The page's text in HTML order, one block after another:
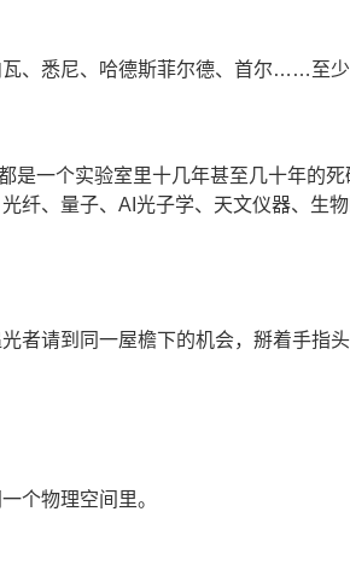
、悉尼、哈德斯菲尔德、首尔……至少
是一个实验室里十几年甚至几十年的
纤、量子、AI光子学、天文仪器、
者请到同一屋檐下的机会，掰着手指头
个物理空间里。